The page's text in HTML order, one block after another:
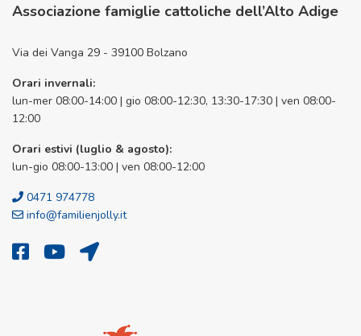
Associazione famiglie cattoliche dell’Alto Adige
Via dei Vanga 29 - 39100 Bolzano
Orari invernali:
lun-mer 08:00-14:00 | gio 08:00-12:30, 13:30-17:30 | ven 08:00-
12:00
Orari estivi (luglio & agosto):
lun-gio 08:00-13:00 | ven 08:00-12:00
0471 974778
info@familienjolly.it